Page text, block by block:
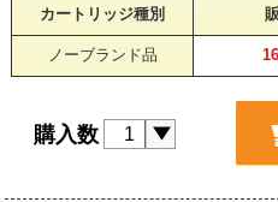
カートリッジ種別
ノーブランド品
購入数